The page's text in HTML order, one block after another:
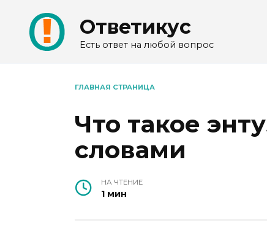
содержанию
Ответикус
Есть ответ на любой вопрос
ГЛАВНАЯ СТРАНИЦА
Что такое
словами
НА ЧТЕНИЕ
1 мин